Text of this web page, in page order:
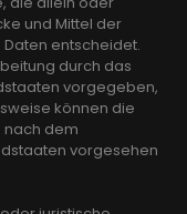
und Mittel der
entscheidet.
durch das
vorgegeben,
können die
nach dem
vorgesehen